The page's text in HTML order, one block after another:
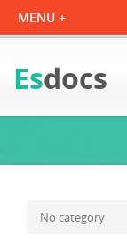
Esdocs
No category